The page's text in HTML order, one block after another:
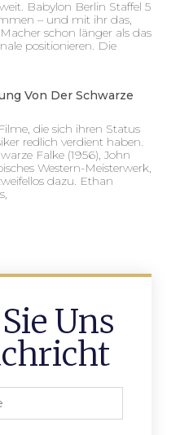
Babylon Berlin Staffel 5
– und mit ihr das,
schon länger als das
positionieren. Die
Von Der Schwarze
die sich ihren Status
redlich verdient haben.
Falke (1956), John
Western-Meisterwerk,
dazu. Ethan
Uns